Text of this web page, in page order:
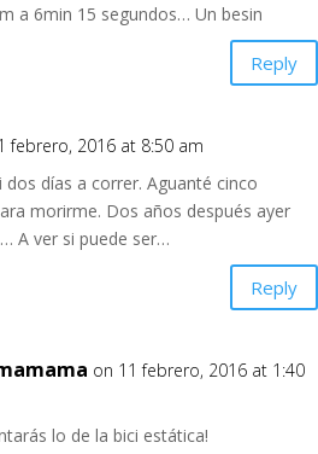
a 6min 15 segundos… Un besin
Reply
febrero, 2016 at 8:50 am
días a correr. Aguanté cinco
morirme. Dos años después ayer
A ver si puede ser…
Reply
on 11 febrero, 2016 at 1:40
lo de la bici estática!